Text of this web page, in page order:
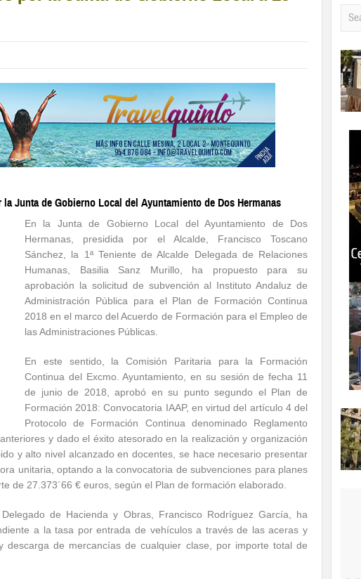
Junta de Gobierno Local del Ayuntamiento de Dos Hermanas
En la Junta de Gobierno Local del Ayuntamiento de Dos
Hermanas, presidida por el Alcalde, Francisco Toscano
Sánchez, la 1ª Teniente de Alcalde Delegada de Relaciones
Humanas, Basilia Sanz Murillo, ha propuesto para su
aprobación la solicitud de subvención al Instituto Andaluz de
Administración Pública para el Plan de Formación Continua
2018 en el marco del Acuerdo de Formación para el Empleo de
las Administraciones Públicas.
En este sentido, la Comisión Paritaria para la Formación
Continua del Excmo. Ayuntamiento, en su sesión de fecha 11
de junio de 2018, aprobó en su punto segundo el Plan de
Formación 2018: Convocatoria IAAP, en virtud del artículo 4 del
Protocolo de Formación Continua denominado Reglamento
y dado el éxito atesorado en la realización y organización
y alto nivel alcanzado en docentes, se hace necesario presentar
unitaria, optando a la convocatoria de subvenciones para planes
de 27.373´66 € euros, según el Plan de formación elaborado.
de Hacienda y Obras, Francisco Rodríguez García, ha
a la tasa por entrada de vehículos a través de las aceras y
de mercancías de cualquier clase, por importe total de